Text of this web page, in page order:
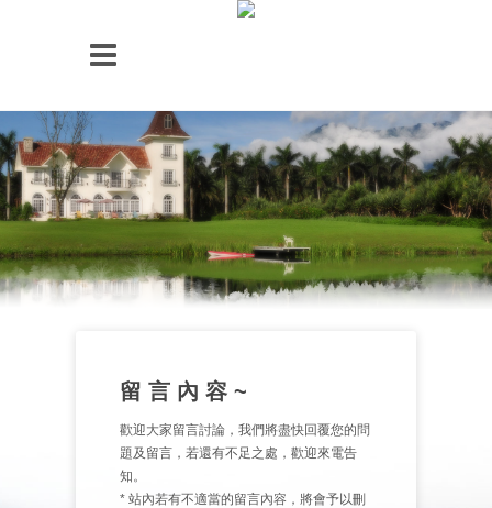
留 言 內 容 ~
歡迎大家留言討論，我們將盡快回覆您的問
題及留言，若還有不足之處，歡迎來電告
知。
* 站內若有不適當的留言內容，將會予以刪